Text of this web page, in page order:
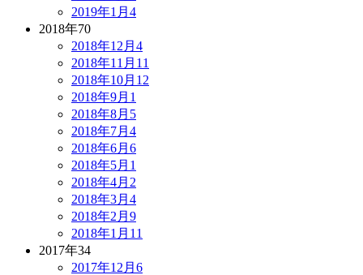
2019年1月 4
2018年70
2018年12月 4
2018年11月 11
2018年10月 12
2018年9月 1
2018年8月 5
2018年7月 4
2018年6月 6
2018年5月 1
2018年4月 2
2018年3月 4
2018年2月 9
2018年1月 11
2017年34
2017年12月 6